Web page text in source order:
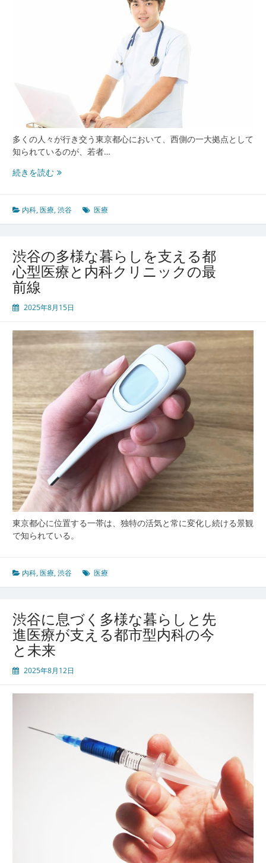
多くの人々が行き交う東京都心において、西側の一大拠点として
知られているのが、若者…
続きを読む渋
多
様
市
生
支
る
内
と
進
化
す
る
健
康
サ
ー
ビ
ス
の
線
内科,医療,渋谷 医療
渋谷の多様な暮らしを支える都
心型医療と内科クリニックの最
前線
2025年8月15日
東京都心に位置する一帯は、独特の活気と常に変化し続ける景観
で知られている。
内科,医療,渋谷 医療
渋谷に息づく多様な暮らしと先
進医療が支える都市型内科の今
と未来
2025年8月12日